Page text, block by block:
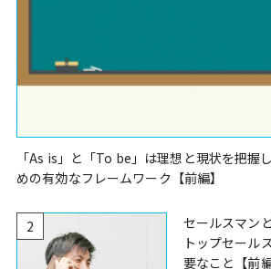
「As is」と「To be」は理想と現状を把握
めの有効なフレームワーク【前編】
2
セールスマン
トップセール
要なこと【前編